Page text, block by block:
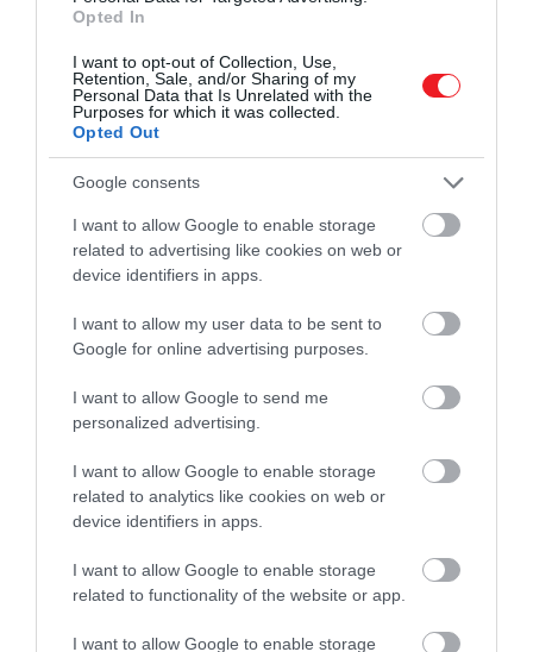
Opted In
I want to opt-out of Collection, Use,
Retention, Sale, and/or Sharing of my
Personal Data that Is Unrelated with the
Purposes for which it was collected.
Opted Out
Google consents
I want to allow Google to enable storage
related to advertising like cookies on web or
device identifiers in apps.
I want to allow my user data to be sent to
Google for online advertising purposes.
I want to allow Google to send me
personalized advertising.
I want to allow Google to enable storage
related to analytics like cookies on web or
device identifiers in apps.
I want to allow Google to enable storage
related to functionality of the website or app.
I want to allow Google to enable storage
pozitív hatással volt. Példaként a madarakat említik:
a varjaknak például kifejezetten kicsi az agyuk,
mégis rendkívül összetett és fejlett kognitív
képességekkel rendelkeznek.
Hatalmas esőzés mosta felszínre
minden idők legrégebbi dinoszaurusz-
csontvázát
Nem megbízható és épp
ezért nem is helyes az
alapján meghatározni egy
kihalt faj neuronjainak
számát, hogy csak az
agyüreg méretét vesszük
alapul